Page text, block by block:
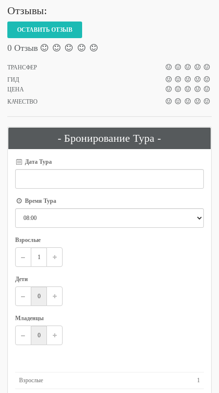
Отзывы:
ОСТАВИТЬ ОТЗЫВ
0 Отзыв
ТРАНСФЕР
ГИД
ЦЕНА
КАЧЕСТВО
- Бронирование Тура -
Дата Тура
Время Тура
Взрослые
Дети
Младенцы
Взрослые 1